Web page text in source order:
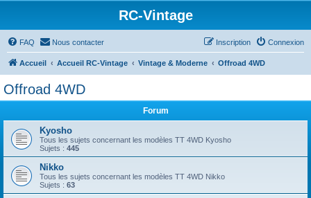
RC-Vintage
FAQ Nous contacter Connexion
Inscription
Accueil Accueil RC-Vintage Vintage & Moderne Offroad 4WD
Offroad 4WD
Forum
Kyosho
Tous les sujets concernant les modèles TT 4WD Kyosho
Sujets : 445
Nikko
Tous les sujets concernant les modèles TT 4WD Nikko
Sujets : 63